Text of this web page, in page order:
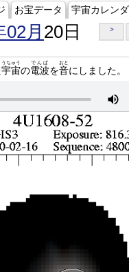
お宝データ 宇宙カレン
02月 20日 >
宇宙
うちゅう
の電波
でんぱ
を音
おと
にしました。